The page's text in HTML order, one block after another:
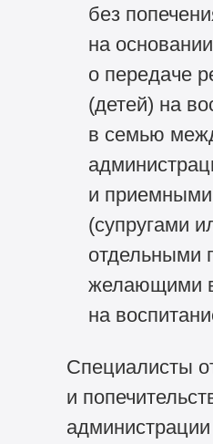
без
на
о передаче
(детей) на
в семью
и
(супругами
отдельными
желающими
на
Специалисты
и